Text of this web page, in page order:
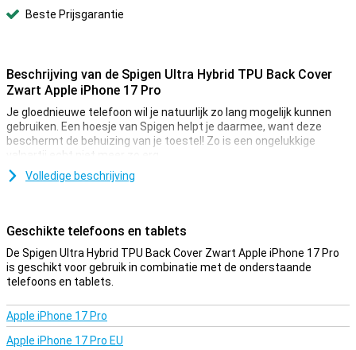
Beste Prijsgarantie
Beschrijving van de Spigen Ultra Hybrid TPU Back Cover
Zwart Apple iPhone 17 Pro
Je gloednieuwe telefoon wil je natuurlijk zo lang mogelijk kunnen
gebruiken. Een hoesje van Spigen helpt je daarmee, want deze
beschermt de behuizing van je toestel! Zo is een ongelukkige
valpartij echt niet meer zo erg.
Veel meer toestellen zijn tegenwoordig vervaardigd van glas.
back cover te kiezen.
Bescherming en transparantie
Bescherming en transparantie, dit hoesje biedt het allebei. Deze
stoten en krassen. Door dat de case doorzichtig is maar een
zwarte rand heeft, kan je nog steeds genieten van het design van
je telefoon. Dit hoesje is gemaakt van zacht, flexibel TPU. De
Volledige beschrijving
Geschikte telefoons en tablets
De Spigen Ultra Hybrid TPU Back Cover Zwart Apple iPhone 17 Pro
is geschikt voor gebruik in combinatie met de onderstaande
telefoons en tablets.
Apple iPhone 17 Pro
Apple iPhone 17 Pro EU